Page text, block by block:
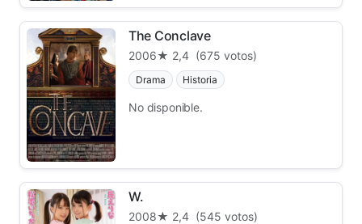
The Conclave
2006★ 2,4 (675 votos)
Drama Historia
No disponible.
W.
2008★ 2,4 (545 votos)